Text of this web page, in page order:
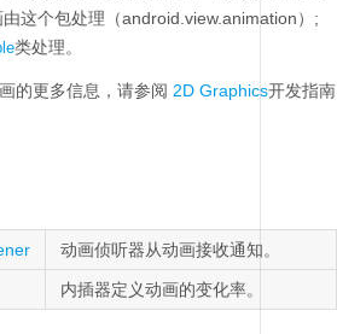
这个包处理（android.view.animation）;
类处理。
的更多信息，请参阅 2D Graphics开发指南
动画侦听器从动画接收通知。
内插器定义动画的变化率。